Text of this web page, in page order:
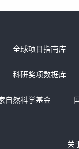
全球项目指南库
科研奖项数据库
自然科学基金
关